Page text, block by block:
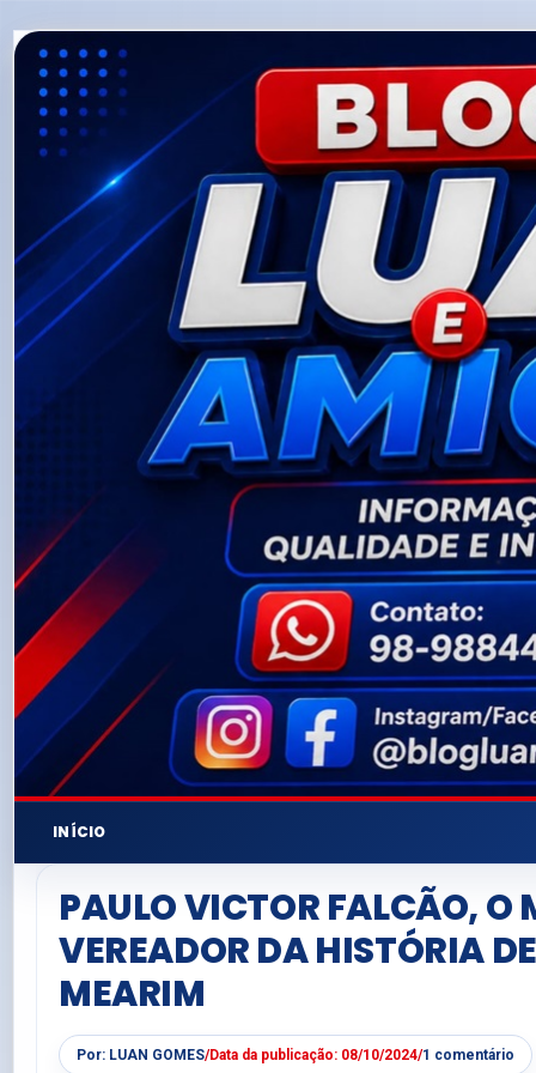
INÍCIO
PAULO VICTOR FALCÃO, O
VEREADOR DA HISTÓRIA
MEARIM
Por: LUAN GOMES/Data da publicação: 08/10/2024/1 comentário